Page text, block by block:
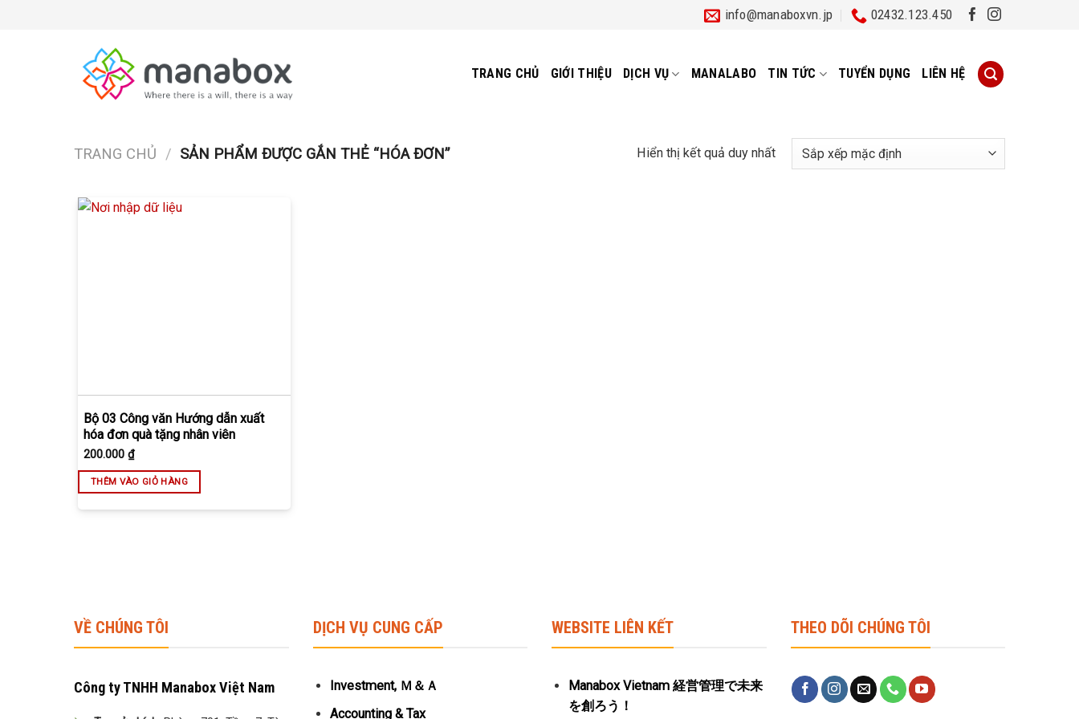
info@manaboxvn.jp 02432.123.450
TRANG CHỦ GIỚI THIỆU DỊCH VỤ MANALABO TIN TỨC TUYỂN DỤNG LIÊN HỆ
TRANG CHỦ / SẢN PHẨM ĐƯỢC GẮN THẺ “HÓA ĐƠN” Hiển thị kết quả duy nhất
Bộ 03 Công văn Hướng dẫn xuất
hóa đơn quà tặng nhân viên
200.000 ₫
THÊM VÀO GIỎ HÀNG
VỀ CHÚNG TÔI
Công ty TNHH Manabox Việt Nam
DỊCH VỤ CUNG CẤP
Investment, Ｍ＆Ａ
Accounting & Tax
WEBSITE LIÊN KẾT
Manabox Vietnam 経営管理で未来
を創ろう！
THEO DÕI CHÚNG TÔI